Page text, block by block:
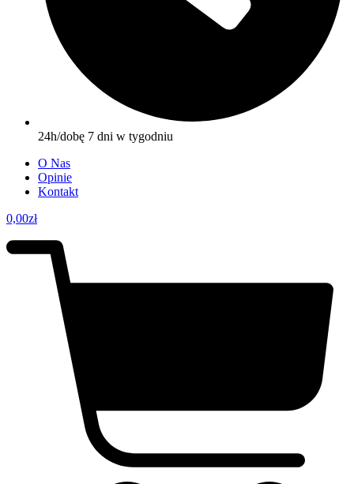
24h/dobę 7 dni w tygodniu
O Nas
Opinie
Kontakt
0,00zł